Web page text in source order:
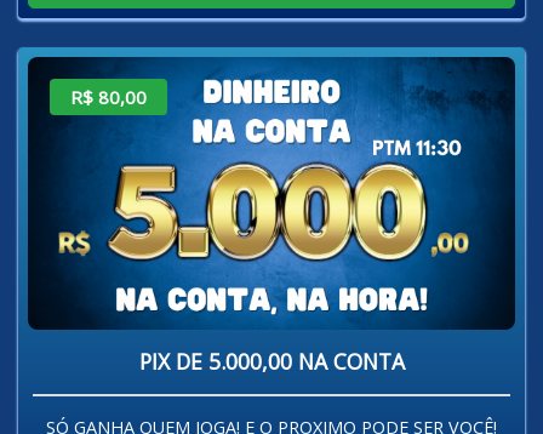
R$ 80,00
PIX DE 5.000,00 NA CONTA
SÓ GANHA QUEM JOGA! E O PROXIMO PODE SER VOCÊ!